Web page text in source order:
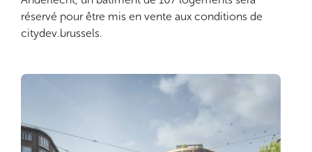
réservé pour être mis en vente aux conditions de
citydev.brussels.